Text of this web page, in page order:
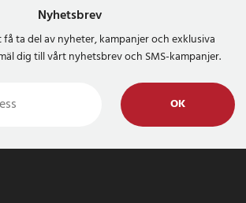
Nyhetsbrev
ta del av nyheter, kampanjer och exklusiva
dig till vårt nyhetsbrev och SMS-kampanjer.
OK